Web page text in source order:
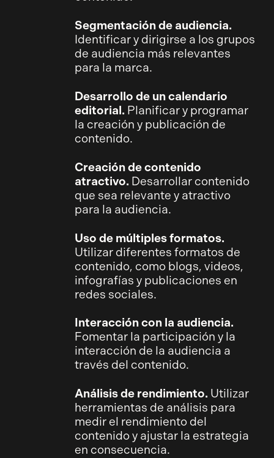
Segmentación de audiencia.
Identificar y dirigirse a los grupos
de audiencia más relevantes
para la marca.
Desarrollo de un calendario
editorial. Planificar y programar
la creación y publicación de
contenido.
Creación de contenido
atractivo. Desarrollar contenido
que sea relevante y atractivo
para la audiencia.
Uso de múltiples formatos.
Utilizar diferentes formatos de
contenido, como blogs, videos,
infografías y publicaciones en
redes sociales.
Interacción con la audiencia.
Fomentar la participación y la
interacción de la audiencia a
través del contenido.
Análisis de rendimiento. Utilizar
herramientas de análisis para
medir el rendimiento del
contenido y ajustar la estrategia
en consecuencia.